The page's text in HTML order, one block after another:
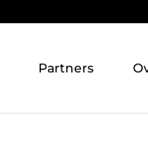
Partners